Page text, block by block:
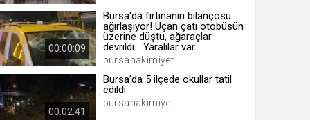
Türü
yıl
yıl
00:00:09
Bursa'da fırtınanın bilançosu
ağırlaşıyor! Uçan çatı otobüsün
üzerine düştü, ağaraçlar
devrildi... Yaralılar var
bursahakimiyet
00:02:41
Bursa’da 5 ilçede okullar tatil
edildi
bursahakimiyet